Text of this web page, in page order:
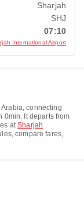
Sharjah
SHJ
07:10
International Airport
Arabia, connecting
0min. It departs from
atSharjah
compare fares,